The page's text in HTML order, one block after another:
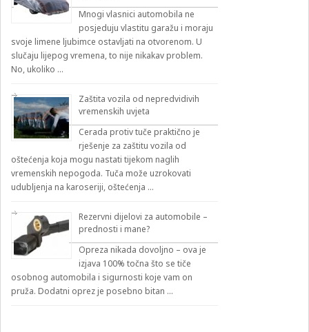
Mnogi vlasnici automobila ne
posjeduju vlastitu garažu i moraju
svoje limene ljubimce ostavljati na otvorenom. U
slučaju lijepog vremena, to nije nikakav problem.
No, ukoliko …
Zaštita vozila od nepredvidivih
vremenskih uvjeta
Cerada protiv tuče praktično je
rješenje za zaštitu vozila od
oštećenja koja mogu nastati tijekom naglih
vremenskih nepogoda. Tuča može uzrokovati
udubljenja na karoseriji, oštećenja …
Rezervni dijelovi za automobile –
prednosti i mane?
Opreza nikada dovoljno – ova je
izjava 100% točna što se tiče
osobnog automobila i sigurnosti koje vam on
pruža. Dodatni oprez je posebno bitan …